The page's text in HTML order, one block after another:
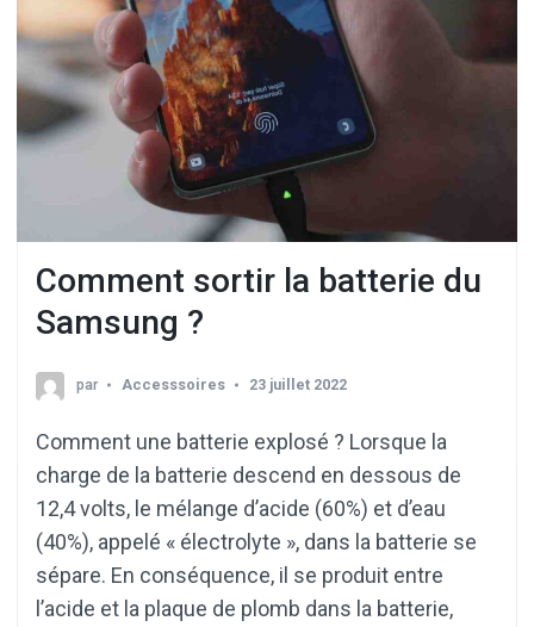
Comment sortir la batterie du
Samsung ?
par Accesssoires 23 juillet 2022
Comment une batterie explosé ? Lorsque la
charge de la batterie descend en dessous de
12,4 volts, le mélange d’acide (60%) et d’eau
(40%), appelé « électrolyte », dans la batterie se
sépare. En conséquence, il se produit entre
l’acide et la plaque de plomb dans la batterie,